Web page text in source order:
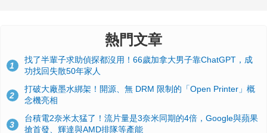
熱門文章
1
找了半輩子求助偵探都沒用！66歲加拿大男子靠ChatGPT，成
功找回失散50年家人
2
打破大廠墨水綁架！開源、無 DRM 限制的「Open Printer」概
念機亮相
3
台積電2奈米太猛了！流片量是3奈米同期的4倍，Google與蘋果
搶首發、輝達與AMD排隊等產能